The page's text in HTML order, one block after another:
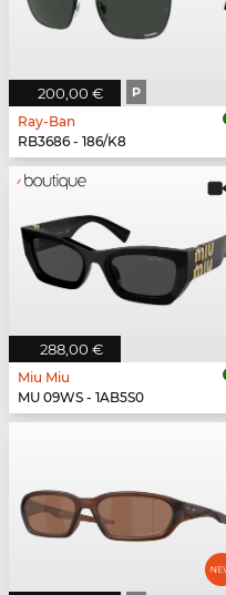
200,00 € P
Ray-Ban
RB3686 - 186/K8
288,00 €
Miu Miu
MU 09WS - 1AB5S0